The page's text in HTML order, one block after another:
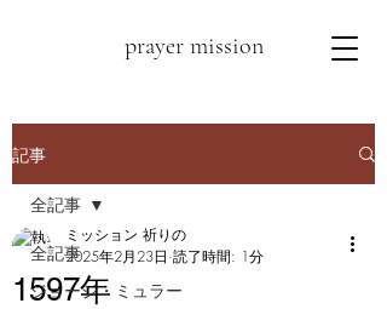
prayer mission
記事
全記事
ジョージ・ミュラー
全記事
1597年
ミッション 祈りの
2025年2月23日 読了時間: 1分